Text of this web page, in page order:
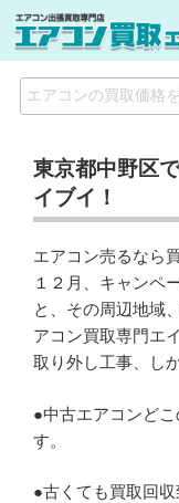
東京都中野区
イブイ！
エアコン売るなら
１２月、キャンペ
と、その周辺地域
アコン買取専門エ
取り外し工事、し
●中古エアコンど
す。
●古くても買取回収